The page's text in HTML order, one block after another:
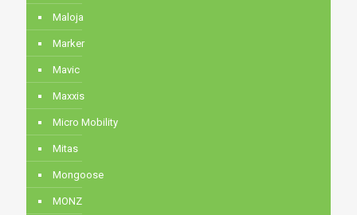
Maloja
Marker
Mavic
Maxxis
Micro Mobility
Mitas
Mongoose
MONZ